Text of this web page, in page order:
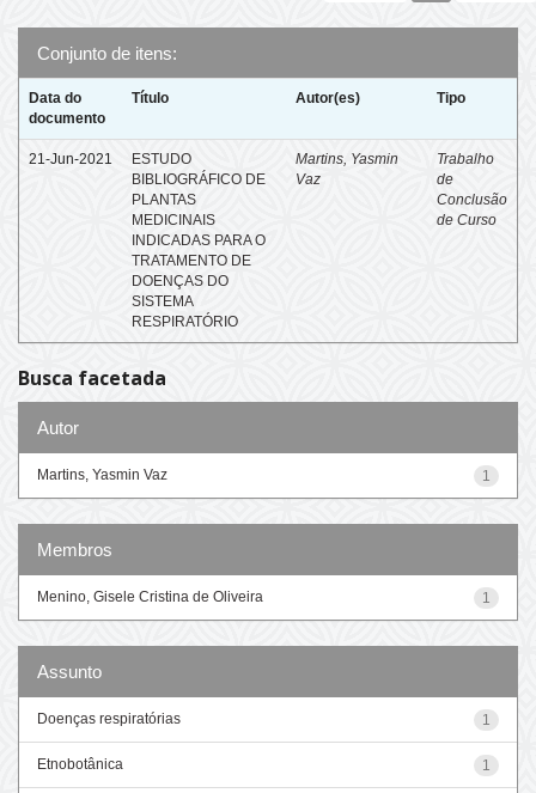
Conjunto de itens:
Data do
documento
Título Autor(es) Tipo
21-Jun-2021
ESTUDO
BIBLIOGRÁFICO DE
PLANTAS
MEDICINAIS
INDICADAS PARA O
TRATAMENTO DE
DOENÇAS DO
SISTEMA
RESPIRATÓRIO
Martins, Yasmin
Vaz
Trabalho
de
Conclusão
de Curso
Busca facetada
Autor
1
Martins, Yasmin Vaz
Membros
1
Menino, Gisele Cristina de Oliveira
Assunto
1
Doenças respiratórias
1
Etnobotânica